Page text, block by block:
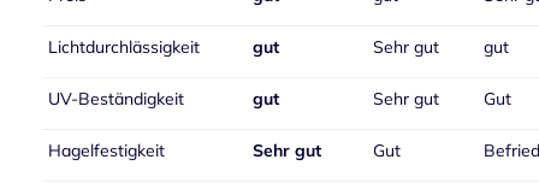
Lichtdurchlässigkeit gut Sehr gut gut
UV-Beständigkeit gut Sehr gut Gut
Hagelfestigkeit Sehr gut Gut